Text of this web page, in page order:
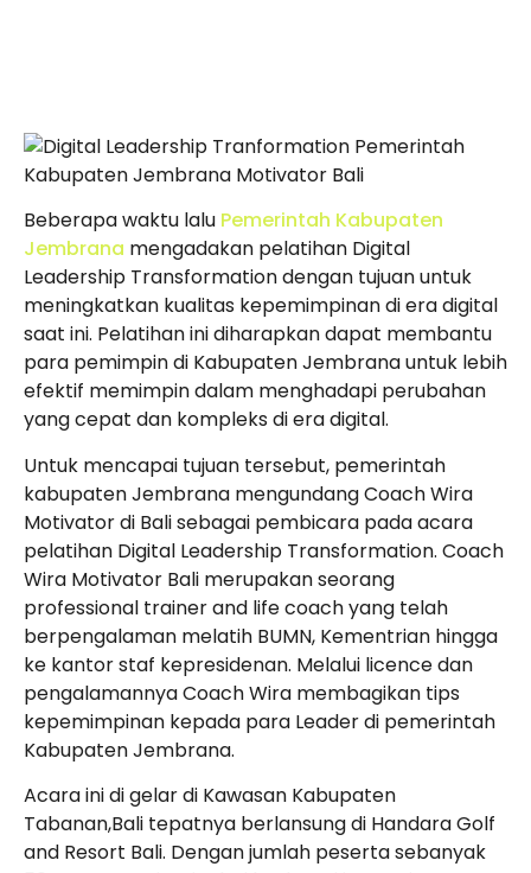
Beberapa waktu lalu Pemerintah Kabupaten
Jembrana mengadakan pelatihan Digital
Leadership Transformation dengan tujuan untuk
meningkatkan kualitas kepemimpinan di era digital
saat ini. Pelatihan ini diharapkan dapat membantu
para pemimpin di Kabupaten Jembrana untuk lebih
efektif memimpin dalam menghadapi perubahan
yang cepat dan kompleks di era digital.
Untuk mencapai tujuan tersebut, pemerintah
kabupaten Jembrana mengundang Coach Wira
Motivator di Bali sebagai pembicara pada acara
pelatihan Digital Leadership Transformation. Coach
Wira Motivator Bali merupakan seorang
professional trainer and life coach yang telah
berpengalaman melatih BUMN, Kementrian hingga
ke kantor staf kepresidenan. Melalui licence dan
pengalamannya Coach Wira membagikan tips
kepemimpinan kepada para Leader di pemerintah
Kabupaten Jembrana.
Acara ini di gelar di Kawasan Kabupaten
Tabanan,Bali tepatnya berlansung di Handara Golf
and Resort Bali. Dengan jumlah peserta sebanyak